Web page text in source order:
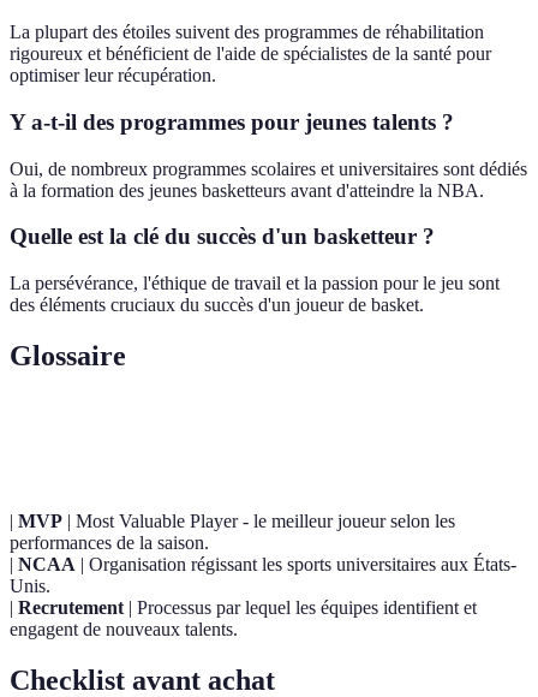
La plupart des étoiles suivent des programmes de réhabilitation
rigoureux et bénéficient de l'aide de spécialistes de la santé pour
optimiser leur récupération.
Y a-t-il des programmes pour jeunes talents ?
Oui, de nombreux programmes scolaires et universitaires sont dédiés
à la formation des jeunes basketteurs avant d'atteindre la NBA.
Quelle est la clé du succès d'un basketteur ?
La persévérance, l'éthique de travail et la passion pour le jeu sont
des éléments cruciaux du succès d'un joueur de basket.
Glossaire
| MVP | Most Valuable Player - le meilleur joueur selon les
performances de la saison.
| NCAA | Organisation régissant les sports universitaires aux États-
Unis.
| Recrutement | Processus par lequel les équipes identifient et
engagent de nouveaux talents.
Checklist avant achat